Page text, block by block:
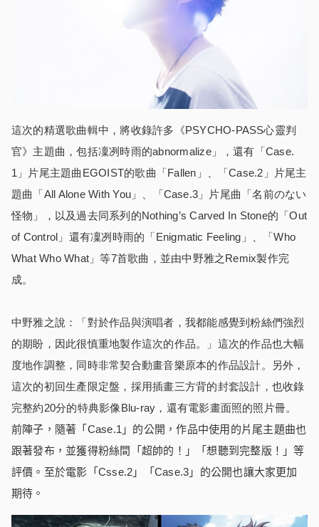
這次的精選歌曲輯中，將收錄許多《PSYCHO-PASS心靈判
官》主題曲，包括凜冽時雨的abnormalize」，還有「Case.
1」片尾主題曲EGOIST的歌曲「Fallen」、「Case.2」片尾主
題曲「All Alone With You」、「Case.3」片尾曲「名前のない
怪物」，以及過去同系列的Nothing’s Carved In Stone的「Out
of Control」還有凜冽時雨的「Enigmatic Feeling」、「Who
What Who What」等7首歌曲，並由中野雅之Remix製作完
成。
中野雅之說：「對於作品與演唱者，我都能感覺到粉絲們強烈
的期盼，因此很慎重地製作這次的作品。」這次的作品也大幅
度地作調整，同時非常契合動畫音樂原本的作品設計。另外，
這次的初回生產限定盤，採用插畫三方背的封套設計，也收錄
完整約20分的特典影像Blu-ray，還有電影畫面照的照片冊。
前陣子，隨著「 Case.1 」的公開，作品中使用的片尾主題曲也
跟著發布，並獲得粉絲間「超帥的！」「想聽到完整版！」等
評價。至於電影「 Csse.2 」「 Case.3 」的公開也讓大家更加
期待。